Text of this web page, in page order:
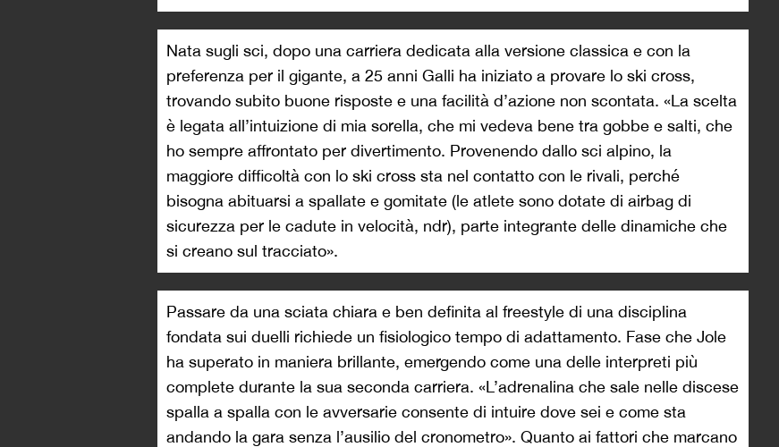
Nata sugli sci, dopo una carriera dedicata alla versione classica e con la
preferenza per il gigante, a 25 anni Galli ha iniziato a provare lo ski cross,
trovando subito buone risposte e una facilità d’azione non scontata. «La scelta
è legata all’intuizione di mia sorella, che mi vedeva bene tra gobbe e salti, che
ho sempre affrontato per divertimento. Provenendo dallo sci alpino, la
maggiore difficoltà con lo ski cross sta nel contatto con le rivali, perché
bisogna abituarsi a spallate e gomitate (le atlete sono dotate di airbag di
sicurezza per le cadute in velocità, ndr), parte integrante delle dinamiche che
si creano sul tracciato».
Passare da una sciata chiara e ben definita al freestyle di una disciplina
fondata sui duelli richiede un fisiologico tempo di adattamento. Fase che Jole
ha superato in maniera brillante, emergendo come una delle interpreti più
complete durante la sua seconda carriera. «L’adrenalina che sale nelle discese
spalla a spalla con le avversarie consente di intuire dove sei e come sta
andando la gara senza l’ausilio del cronometro». Quanto ai fattori che marcano